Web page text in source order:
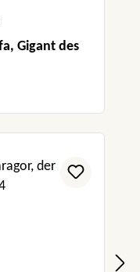
Gigant des